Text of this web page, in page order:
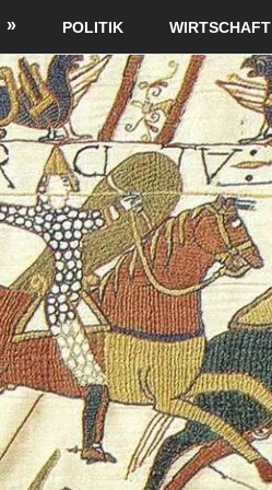
POLITIK WIRTSCHAFT